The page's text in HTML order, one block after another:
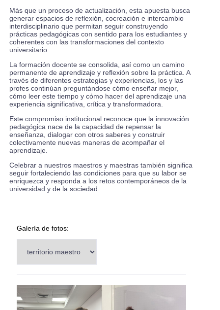
Más que un proceso de actualización, esta apuesta busca
generar espacios de reflexión, cocreación e intercambio
interdisciplinario que permitan seguir construyendo
prácticas pedagógicas con sentido para los estudiantes y
coherentes con las transformaciones del contexto
universitario.
La formación docente se consolida, así como un camino
permanente de aprendizaje y reflexión sobre la práctica. A
través de diferentes estrategias y experiencias, los y las
profes continúan preguntándose cómo enseñar mejor,
cómo leer este tiempo y cómo hacer del aprendizaje una
experiencia significativa, crítica y transformadora.
Este compromiso institucional reconoce que la innovación
pedagógica nace de la capacidad de repensar la
enseñanza, dialogar con otros saberes y construir
colectivamente nuevas maneras de acompañar el
aprendizaje.
Celebrar a nuestros maestros y maestras también significa
seguir fortaleciendo las condiciones para que su labor se
enriquezca y responda a los retos contemporáneos de la
universidad y de la sociedad.
Galería de fotos: